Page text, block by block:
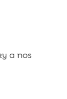
a nos